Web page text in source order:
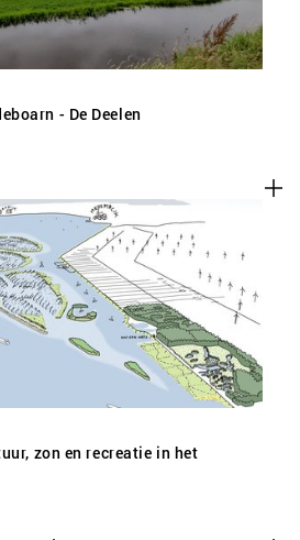
- De Deelen
zon en recreatie in het